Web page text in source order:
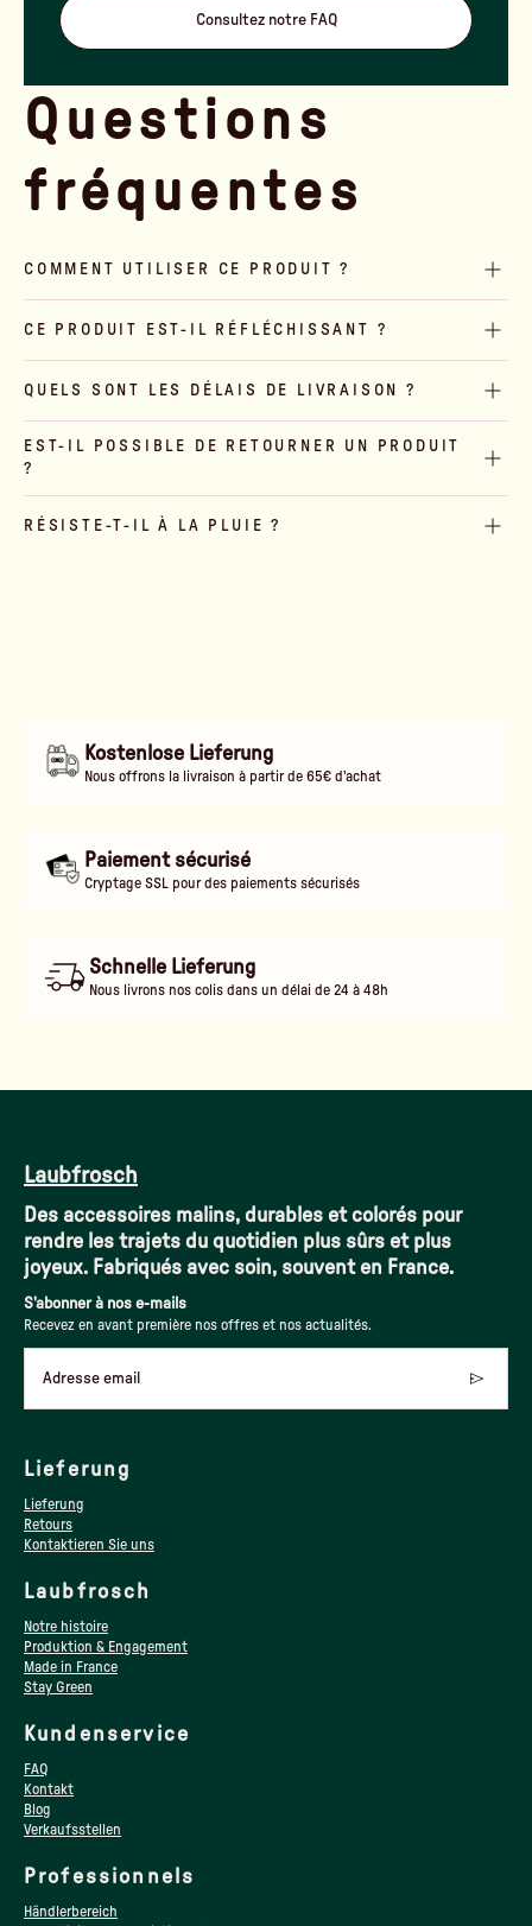
Questions
fréquentes
COMMENT UTILISER CE PRODUIT ?
CE PRODUIT EST-IL RÉFLÉCHISSANT ?
QUELS SONT LES DÉLAIS DE LIVRAISON ?
EST-IL POSSIBLE DE RETOURNER UN PRODUIT
?
RÉSISTE-T-IL À LA PLUIE ?
Consultez notre FAQ
Kostenlose Lieferung
Nous offrons la livraison à partir de 65€ d'achat
Paiement sécurisé
Cryptage SSL pour des paiements sécurisés
Schnelle Lieferung
Nous livrons nos colis dans un délai de 24 à 48h
Laubfrosch
Des accessoires malins, durables et colorés pour
rendre les trajets du quotidien plus sûrs et plus
joyeux. Fabriqués avec soin, souvent en France.
S'abonner à nos e-mails
Recevez en avant première nos offres et nos actualités.
Adresse email
Lieferung
Lieferung
Retours
Kontaktieren Sie uns
Laubfrosch
Notre histoire
Produktion & Engagement
Made in France
Stay Green
Kundenservice
FAQ
Kontakt
Blog
Verkaufsstellen
Professionnels
Händlerbereich